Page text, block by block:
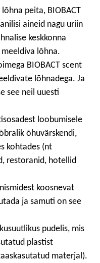
peita, BIOBACT
aineid nagu uriin
keskkonna
lõhna.
BIOBACT scent
lõhnadega. Ja
see neil uuesti
loobumisele
õhuvärskendi,
kohtades (nt
restoranid, hotellid
koosnevat
ja samuti on see
pudelis, mis
plastist
materjal).